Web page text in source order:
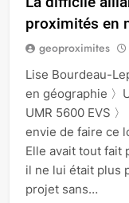
proximités en
geoproximites
Lise Bourdeau-
en géographie 〉
UMR 5600 EVS
envie de faire ce
Elle avait tout fait
il ne lui était plus
projet sans…